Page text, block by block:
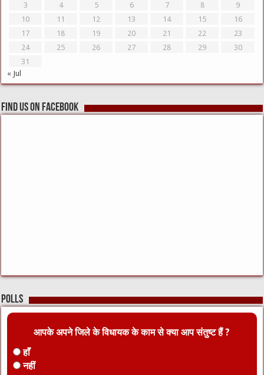
3
4 5 6 7 8
9
10
11 12 13 14 15
16
17
18 19 20 21 22
23
24
25 26 27 28 29
30
31
« Jul
Find us on Facebook
Polls
आपके अपने जिले के विधायक के काम से क्या आप संतुष्ट हैं ?
हाँ
नहीं